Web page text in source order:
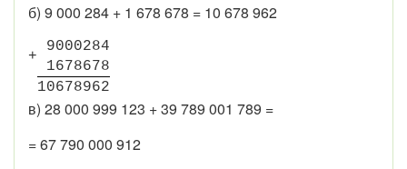
б) 9 000 284 + 1 678 678 = 10 678 962
+
9000284
1678678
10678962
в) 28 000 999 123 + 39 789 001 789 =
= 67 790 000 912